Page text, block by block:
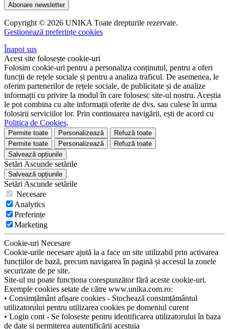
Abonare newsletter
Copyright © 2026 UNIKA Toate drepturile rezervate.
Gestionează preferințe cookies
Înapoi sus
Acest site folosește cookie-uri
Folosim cookie-uri pentru a personaliza conținutul, pentru a oferi
funcții de rețele sociale și pentru a analiza traficul. De asemenea, le
oferim partenerilor de rețele sociale, de publicitate și de analize
informații cu privire la modul în care folosesc site-ul nostru. Aceștia
le pot combina cu alte informații oferite de dvs. sau culese în urma
folosirii serviciilor lor. Prin continuarea navigării, ești de acord cu
Politica de Cookies.
Permite toate Personalizează
Refuză toate
Permite toate
Personalizează
Refuză toate
Salvează opțiunile
Setări Ascunde setările
Salvează opțiunile
Setări Ascunde setările
Necesare
Analytics
Preferințe
Marketing
Cookie-uri Necesare
Cookie-urile necesare ajută la a face un site utilizabil prin activarea
funcțiilor de bază, precum navigarea în pagină și accesul la zonele
securizate de pe site.
Site-ul nu poate funcționa corespunzător fără aceste cookie-uri.
Exemple cookies setate de către www.unika.com.ro:
• Consimțământ afișare cookies - Stochează consimțământul
utilizatorului pentru utilizarea cookies pe domeniul curent
• Login cont - Se foloseste pentru identificarea utilizatorului în baza
de date și permiterea autentificării acestuia